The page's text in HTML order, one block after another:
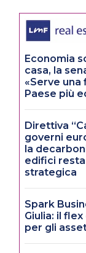
Economia
casa, la
«Serve una
Paese più
Direttiva
governi
la
edifici
strategica
Spark
Giulia: il
per gli